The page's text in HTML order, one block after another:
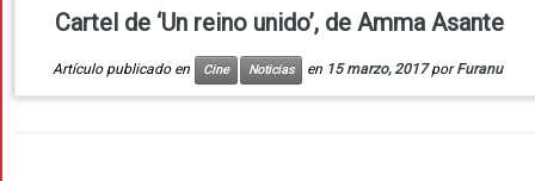
Cartel de ‘Un reino unido’, de Amma Asante
Artículo publicado en Cine Noticias en 15 marzo, 2017 porFuranu